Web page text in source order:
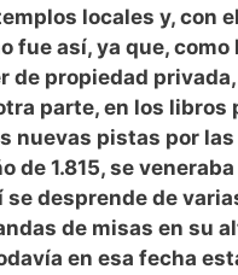
locales y, con
fue así, ya que, como
de propiedad
parte, en los libros
nuevas pistas por
de 1.815, se
se desprende de
de misas en su
en esa fecha